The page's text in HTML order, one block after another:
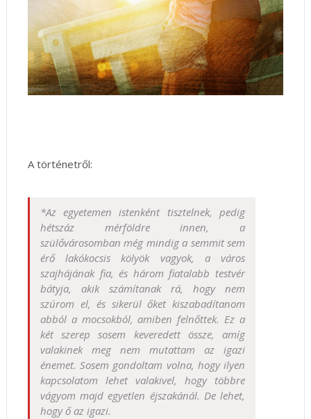
A történetről:
*Az egyetemen istenként tisztelnek, pedig
hétszáz mérföldre innen, a
szülővárosomban még mindig a semmit sem
érő lakókocsis kölyök vagyok, a város
szajhájának fia, és három fiatalabb testvér
bátyja, akik számítanak rá, hogy nem
szúrom el, és sikerül őket kiszabadítanom
abból a mocsokból, amiben felnőttek. Ez a
két szerep sosem keveredett össze, amíg
valakinek meg nem mutattam az igazi
énemet. Sosem gondoltam volna, hogy ilyen
kapcsolatom lehet valakivel, hogy többre
vágyom majd egyetlen éjszakánál. De lehet,
hogy ő az igazi.